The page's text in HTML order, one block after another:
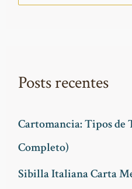
u
r
Posts recentes
Cartomancia: Tipos de
Completo)
Sibilla Italiana Carta